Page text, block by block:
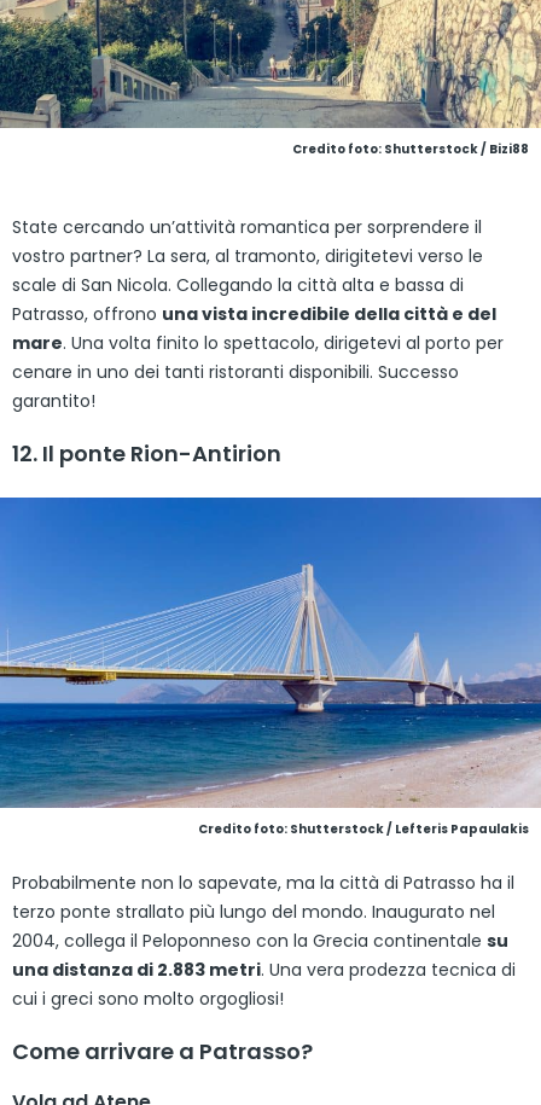
Credito foto: Shutterstock / Bizi88
State cercando un’attività romantica per sorprendere il
vostro partner? La sera, al tramonto, dirigitetevi verso le
scale di San Nicola. Collegando la città alta e bassa di
Patrasso, offrono una vista incredibile della città e del
mare. Una volta finito lo spettacolo, dirigetevi al porto per
cenare in uno dei tanti ristoranti disponibili. Successo
garantito!
12. Il ponte Rion-Antirion
Credito foto: Shutterstock / Lefteris Papaulakis
Probabilmente non lo sapevate, ma la città di Patrasso ha il
terzo ponte strallato più lungo del mondo. Inaugurato nel
2004, collega il Peloponneso con la Grecia continentale su
una distanza di 2.883 metri. Una vera prodezza tecnica di
cui i greci sono molto orgogliosi!
Come arrivare a Patrasso?